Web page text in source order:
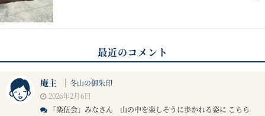
最近のコメント
庵主 ｜ 冬山の御朱印
2026年2月6日
「楽伍会」みなさん 山の中を楽しそうに歩かれる姿に こちら